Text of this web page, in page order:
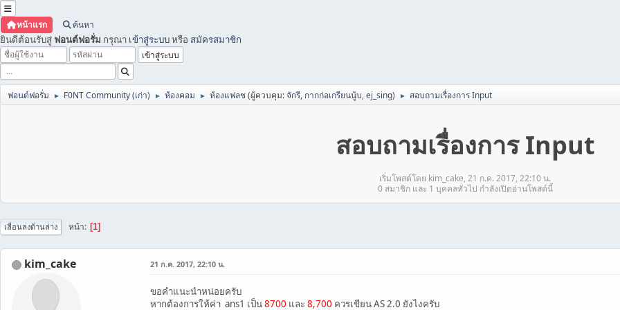
หน้าแรก ค้นหา
ยินดีต้อนรับสู่ ฟอนต์ฟอรั่ม กรุณา เข้าสู่ระบบหรือ สมัครสมาชิก
ฟอนต์ฟอรั่ม ► F0NT Community (เก่า) ► ห้องคอม ► ห้องแฟลช(ผู้ควบคุม:จักรี, กากก่อเกรียนนู้บ,ej_sing) ► สอบถามเรื่องการ Input
สอบถามเรื่องการ Input
เริ่มโพสต์โดย kim_cake, 21 ก.ค. 2017, 22:10 น.
0 สมาชิก และ 1 บุคคลทั่วไป กำลังเปิดอ่านโพสต์นี้
เลื่อนลงด้านล่าง หน้า 1
kim_cake 21 ก.ค. 2017, 22:10 น.
ขอคำแนะนำหน่อยครับ
หากต้องการให้ค่า ans1 เป็น8700 และ 8,700 ควรเขียน AS 2.0 ยังไงครับ